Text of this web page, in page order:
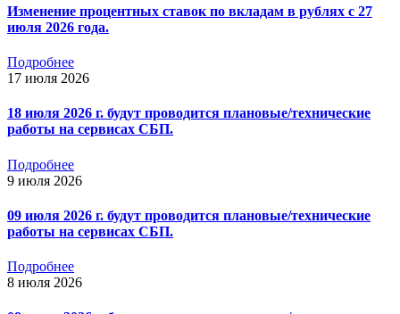
Изменение процентных ставок по вкладам в рублях с 27
июля 2026 года.
Подробнее
17 июля 2026
18 июля 2026 г. будут проводится плановые/технические
работы на сервисах СБП.
Подробнее
9 июля 2026
09 июля 2026 г. будут проводится плановые/технические
работы на сервисах СБП.
Подробнее
8 июля 2026